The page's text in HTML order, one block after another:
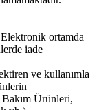
ortamda
iade
ve kullanımla
Ürünleri,